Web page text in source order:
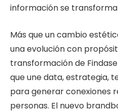
información se
Más que un cambio
una evolución con
transformación de
que une data, estrategia,
para generar conexiones
personas. El nuevo